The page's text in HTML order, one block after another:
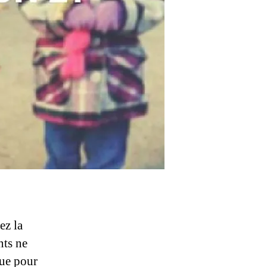
la
ne
pour